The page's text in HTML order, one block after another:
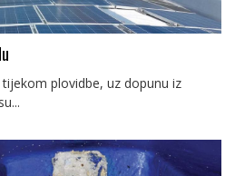
plovidbe, uz dopunu iz